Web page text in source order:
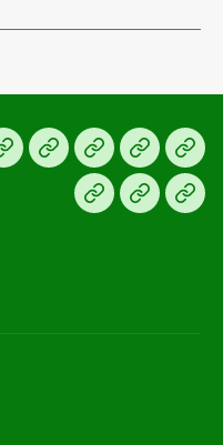
InicioOfertas
ruedas
usadas
KM
0
Para
exportar
BlogContacto